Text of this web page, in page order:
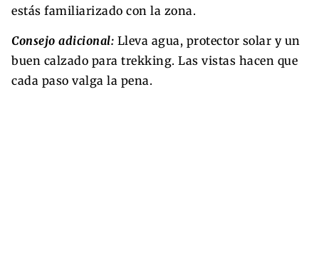
estás familiarizado con la zona.
Consejo adicional: Lleva agua, protector solar y un
buen calzado para trekking. Las vistas hacen que
cada paso valga la pena.